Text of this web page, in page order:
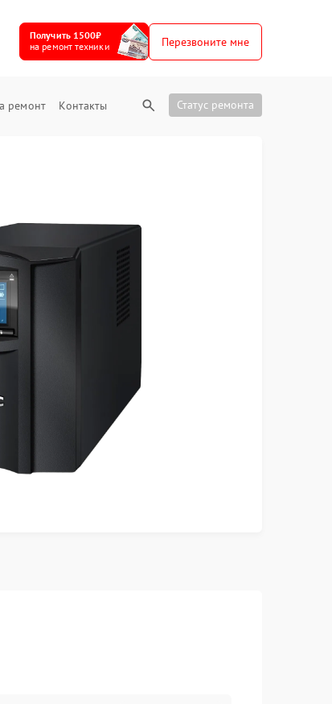
Получить 1500₽
на ремонт техники
Перезвоните мне
ремонт Контакты Статус ремонта